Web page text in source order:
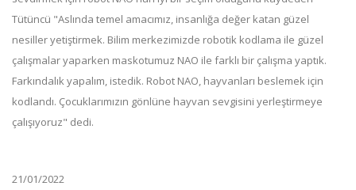
Tütüncü "Aslında temel amacımız, insanlığa değer katan güzel
nesiller yetiştirmek. Bilim merkezimizde robotik kodlama ile güzel
çalışmalar yaparken maskotumuz NAO ile farklı bir çalışma yaptık.
Farkındalık yapalım, istedik. Robot NAO, hayvanları beslemek için
kodlandı. Çocuklarımızın gönlüne hayvan sevgisini yerleştirmeye
çalışıyoruz" dedi.
21/01/2022